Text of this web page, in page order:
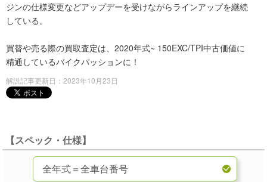
ジンの仕様変更などアップデーを受けながらラインアップを継続
している。
買替や売る際の買取査定は、2020年式~ 150EXC/TPI中古価値に
精通しているバイクパッションに！
解説記事更新日：2023年10月23日
【スペック・仕様】